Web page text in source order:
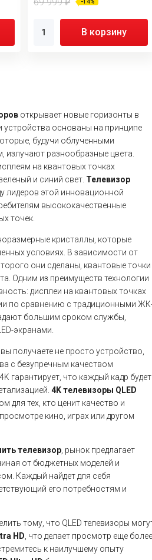
69 999₽ -14%
В корзину
открывает новые горизонты в
устройства основаны на принципе
будучи облученными
излучают разнообразные цвета.
на квантовых точках
и синий свет. Телевизор
лидеров этой инновационной
высококачественные
точек.
кристаллы, которые
условиях. В зависимости от
они сделаны, квантовые точки
Одним из преимуществ технологии
дисплеи на квантовых точках
по сравнению с традиционными
большим сроком службы,
экранами.
вы получаете не просто устройство,
с безупречным качеством
гарантирует, что каждый кадр будет
4K телевизоры QLED
для тех, кто ценит качество и
кино, играх или другом
телевизор, рынок предлагает
от бюджетных моделей и
Каждый найдет для себя
его потребностям и
тому, что QLED телевизоры
HD, что делает просмотр еще более
к наилучшему опыту